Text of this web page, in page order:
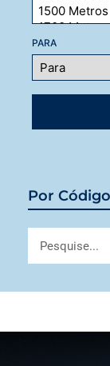
PARA
Por Código